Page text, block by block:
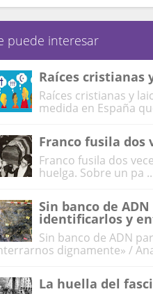
puede interesar
Raíces cristianas
Raíces cristianas y
medida en España
Franco fusila dos
Franco fusila dos
huelga. Sobre un pa
Sin banco de
identificarlos y
Sin banco de ADN
dignamente» /
La huella del